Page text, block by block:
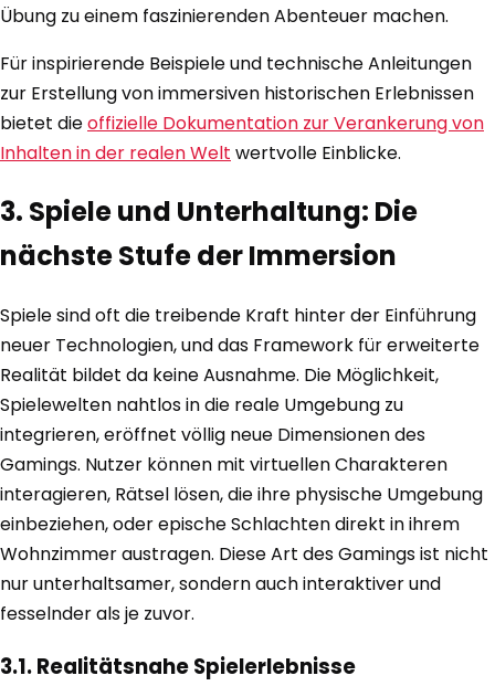
Übung zu einem faszinierenden Abenteuer machen.
Für inspirierende Beispiele und technische Anleitungen
zur Erstellung von immersiven historischen Erlebnissen
bietet dieoffizielle Dokumentation zur Verankerung von
Inhalten in der realen Welt wertvolle Einblicke.
3. Spiele und Unterhaltung: Die
nächste Stufe der Immersion
Spiele sind oft die treibende Kraft hinter der Einführung
neuer Technologien, und das Framework für erweiterte
Realität bildet da keine Ausnahme. Die Möglichkeit,
Spielewelten nahtlos in die reale Umgebung zu
integrieren, eröffnet völlig neue Dimensionen des
Gamings. Nutzer können mit virtuellen Charakteren
interagieren, Rätsel lösen, die ihre physische Umgebung
einbeziehen, oder epische Schlachten direkt in ihrem
Wohnzimmer austragen. Diese Art des Gamings ist nicht
nur unterhaltsamer, sondern auch interaktiver und
fesselnder als je zuvor.
3.1. Realitätsnahe Spielerlebnisse